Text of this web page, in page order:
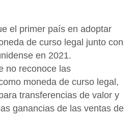
el primer país en adoptar
de curso legal junto con
en 2021.
no reconoce las
moneda de curso legal,
transferencias de valor y
ganancias de las ventas de